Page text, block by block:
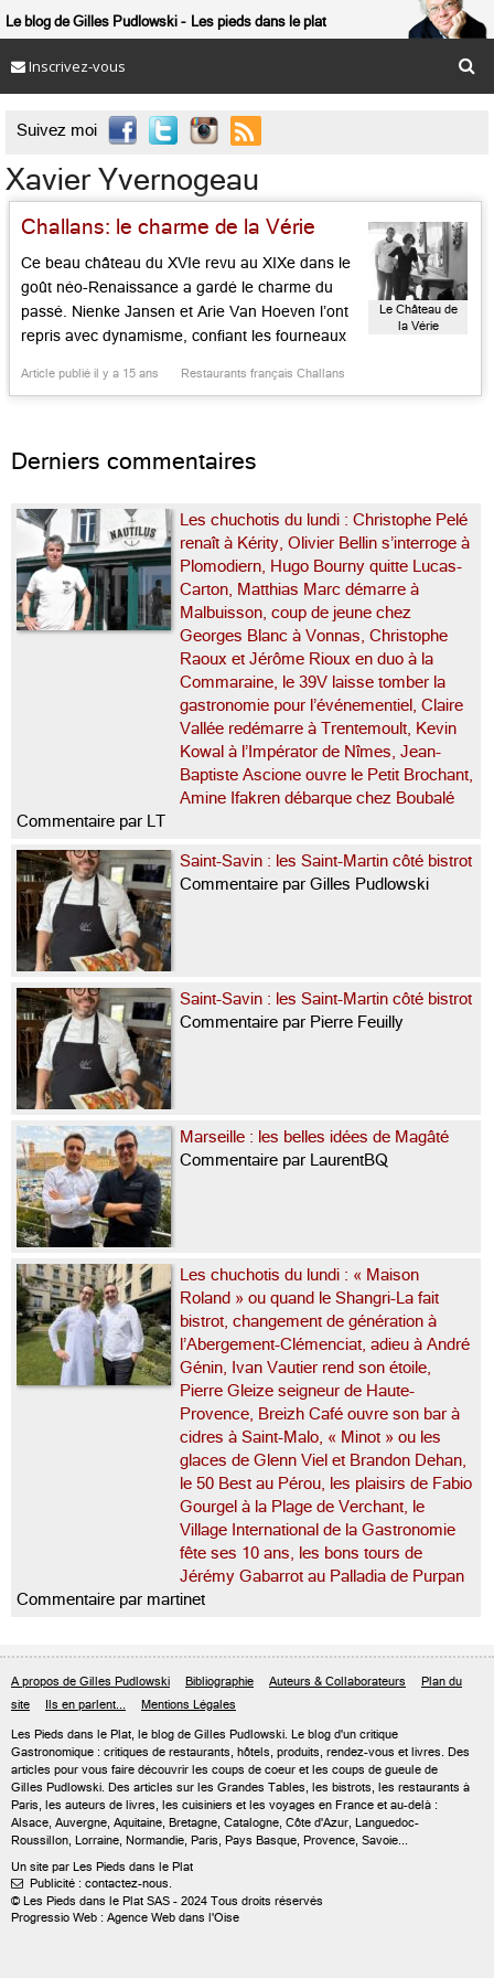
Le blog de Gilles Pudlowski Les pieds dans le plat
Inscrivez-vous
Suivez moi 
Xavier Yvernogeau
Challans: le charme de la Vérie
Ce beau château du XVIe revu au XIXe dans le
goût néo-Renaissance a gardé le charme du
passé. Nienke Jansen et Arie Van Hoeven l’ont
repris avec dynamisme, confiant les fourneaux
dernier pratique un mixte malin entre goût du
Article publié il y a 15 ans Restaurants français Challans
Le Château de
la Vérie
Derniers commentaires
Les chuchotis du lundi : Christophe Pelé
renaît à Kérity, Olivier Bellin s’interroge à
Plomodiern, Hugo Bourny quitte Lucas-
Carton, Matthias Marc démarre à
Malbuisson, coup de jeune chez
Georges Blanc à Vonnas, Christophe
Raoux et Jérôme Rioux en duo à la
Commaraine, le 39V laisse tomber la
gastronomie pour l’événementiel, Claire
Vallée redémarre à Trentemoult, Kevin
Kowal à l’Impérator de Nîmes, Jean-
Baptiste Ascione ouvre le Petit Brochant,
Amine Ifakren débarque chez Boubalé
Commentaire par LT
Saint-Savin : les Saint-Martin côté bistrot
Commentaire par Gilles Pudlowski
Saint-Savin : les Saint-Martin côté bistrot
Commentaire par Pierre Feuilly
Marseille : les belles idées de Magâté
Commentaire par LaurentBQ
Les chuchotis du lundi : « Maison
Roland » ou quand le Shangri-La fait
bistrot, changement de génération à
l’Abergement-Clémenciat, adieu à André
Génin, Ivan Vautier rend son étoile,
Pierre Gleize seigneur de Haute-
Provence, Breizh Café ouvre son bar à
cidres à Saint-Malo, « Minot » ou les
glaces de Glenn Viel et Brandon Dehan,
le 50 Best au Pérou, les plaisirs de Fabio
Gourgel à la Plage de Verchant, le
Village International de la Gastronomie
fête ses 10 ans, les bons tours de
Jérémy Gabarrot au Palladia de Purpan
Commentaire par martinet
A propos de Gilles Pudlowski Bibliographie Auteurs & Collaborateurs
Plan du
site
Ils en parlent... Mentions Légales
Les Pieds dans le Plat, le blog de Gilles Pudlowski. Le blog d'un critique
Gastronomique : critiques de restaurants, hôtels, produits, rendez-vous et livres. Des
articles pour vous faire découvrir les coups de coeur et les coups de gueule de
Gilles Pudlowski. Des articles sur les Grandes Tables, les bistrots, les restaurants à
Paris, les auteurs de livres, les cuisiniers et les voyages en France et au-delà :
Alsace, Auvergne, Aquitaine, Bretagne, Catalogne, Côte d'Azur, Languedoc-
Roussillon, Lorraine, Normandie, Paris, Pays Basque, Provence, Savoie...
Un site par Les Pieds dans le Plat
 Publicité : contactez-nous.
© Les Pieds dans le Plat SAS - 2024 Tous droits réservés
Progressio Web : Agence Web dans l'Oise